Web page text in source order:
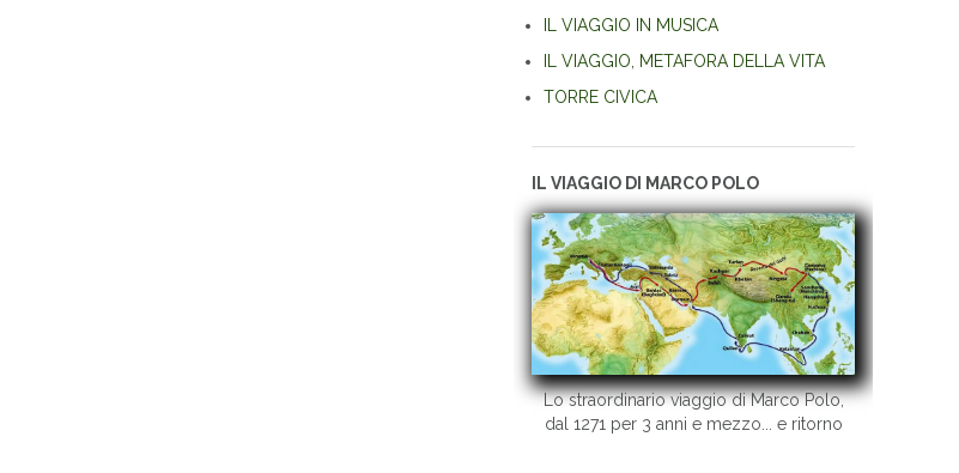
IL VIAGGIO IN MUSICA
IL VIAGGIO, METAFORA DELLA VITA
TORRE CIVICA
IL VIAGGIO DI MARCO POLO
Lo straordinario viaggio di Marco Polo,
dal 1271 per 3 anni e mezzo... e ritorno